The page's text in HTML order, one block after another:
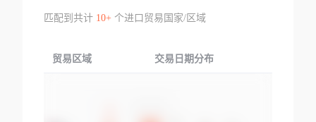
匹配到共计 10+个进口贸易国家/区域
贸易区域 交易日期分布